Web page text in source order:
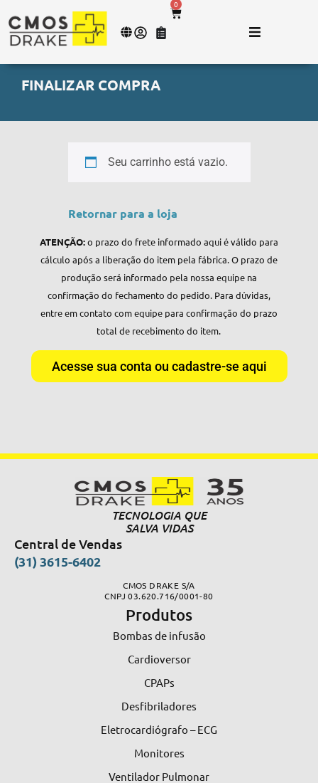
0
FINALIZAR COMPRA
Seu carrinho está vazio.
Retornar para a loja
ATENÇÃO:o prazo do frete informado aqui é válido para
cálculo após a liberação do item pela fábrica. O prazo de
produção será informado pela nossa equipe na
confirmação do fechamento do pedido. Para dúvidas,
entre em contato com equipe para confirmação do prazo
total de recebimento do item.
Acesse sua conta ou cadastre-se aqui
TECNOLOGIA QUE
SALVA VIDAS
Central de Vendas
(31) 3615-6402
CMOS DRAKE S/A
CNPJ 03.620.716/0001-80
Produtos
Bombas de infusão
Cardioversor
CPAPs
Desfibriladores
Eletrocardiógrafo – ECG
Monitores
Ventilador Pulmonar